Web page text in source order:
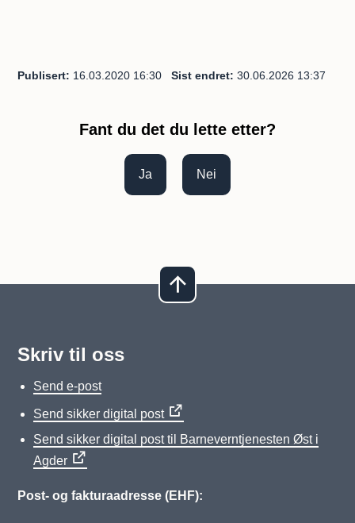
Publisert 16.03.2020 16:30 Sist endret 30.06.2026 13:37
Fant du det du lette etter?
Ja Nei
Skriv til oss
Send e-post
Send sikker digital post
Send sikker digital post til Barneverntjenesten Øst i
Agder
Post- og fakturaadresse (EHF):